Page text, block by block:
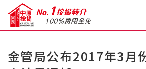
关于我们
金管局公布2017年3月